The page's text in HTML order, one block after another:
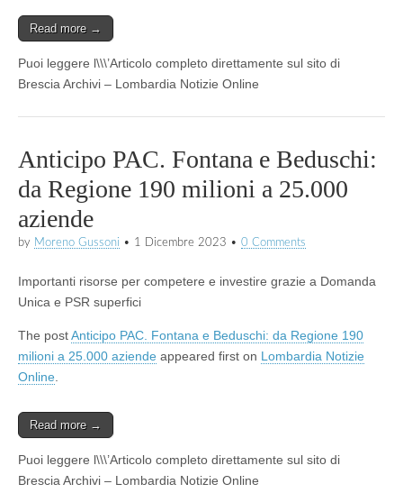
Read more →
Puoi leggere l\\\’Articolo completo direttamente sul sito di
Brescia Archivi – Lombardia Notizie Online
Anticipo PAC. Fontana e Beduschi:
da Regione 190 milioni a 25.000
aziende
by Moreno Gussoni • 1 Dicembre 2023 • 0 Comments
Importanti risorse per competere e investire grazie a Domanda
Unica e PSR superfici
The postAnticipo PAC. Fontana e Beduschi: da Regione 190
milioni a 25.000 aziende appeared first on Lombardia Notizie
Online
Read more →
Puoi leggere l\\\’Articolo completo direttamente sul sito di
Brescia Archivi – Lombardia Notizie Online